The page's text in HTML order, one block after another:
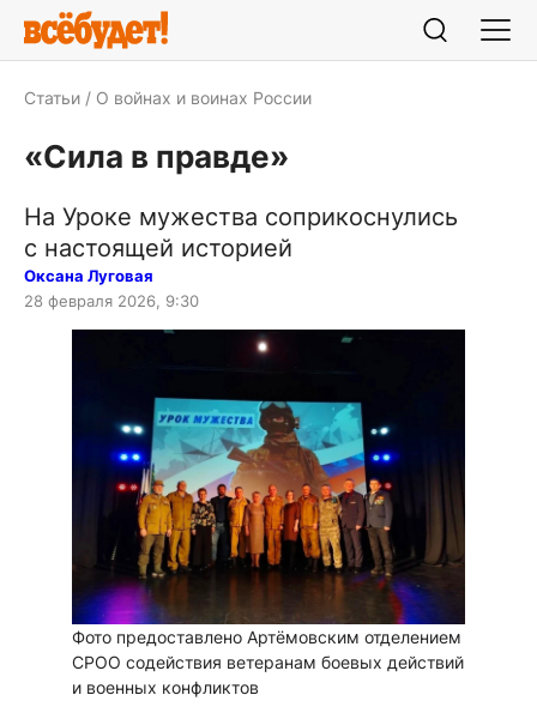
Статьи О войнах и воинах России
«Сила в правде»
На Уроке мужества соприкоснулись
с настоящей историей
Оксана Луговая
28 февраля 2026, 9:30
Фото предоставлено Артёмовским отделением
СРОО содействия ветеранам боевых действий
и военных конфликтов